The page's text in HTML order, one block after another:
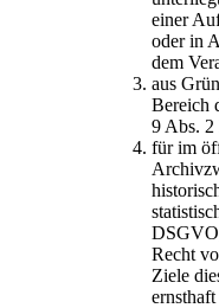
einer
oder in
dem
aus
Bereich
9 Abs.
für im
Recht
Ziele